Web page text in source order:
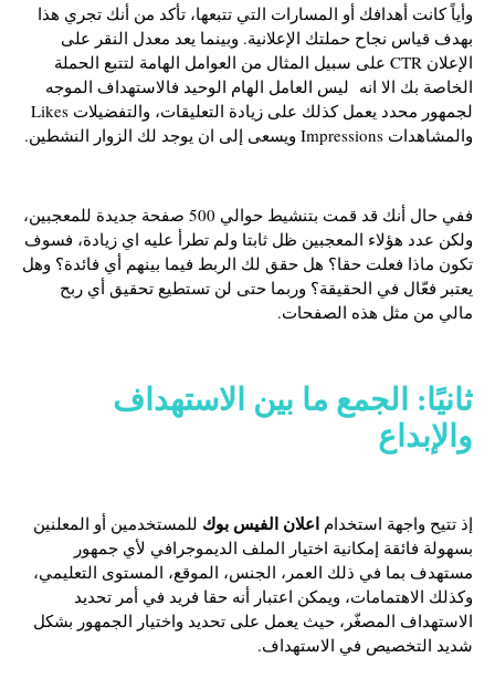
وأياً كانت أهدافك أو المسارات التي تتبعها، تأكد من أنك تجري هذا
بهدف قياس نجاح حملتك الإعلانية. وبينما يعد معدل النقر على
الإعلان CTR على سبيل المثال من العوامل الهامة لتتبع الحملة
الخاصة بك الا انه ليس العامل الهام الوحيد فالاستهداف الموجه
لجمهور محدد يعمل كذلك على زيادة التعليقات، والتفضيلات Likes
والمشاهدات Impressions ويسعى إلى ان يوجد لك الزوار النشطين.
ففي حال أنك قد قمت بتنشيط حوالي 500 صفحة جديدة للمعجبين،
ولكن عدد هؤلاء المعجبين ظل ثابتا ولم تطرأ عليه اي زيادة، فسوف
تكون ماذا فعلت حقا؟ هل حقق لك الربط فيما بينهم أي فائدة؟ وهل
يعتبر فعّال في الحقيقة؟ وربما حتى لن تستطيع تحقيق أي ربح
مالي من مثل هذه الصفحات.
ثانيًا: الجمع ما بين الاستهداف
والإبداع
إذ تتيح واجهة استخداماعلان الفيس بوكللمستخدمين أو المعلنين
بسهولة فائقة إمكانية اختيار الملف الديموجرافي لأي جمهور
مستهدف بما في ذلك العمر، الجنس، الموقع، المستوى التعليمي،
وكذلك الاهتمامات، ويمكن اعتبار أنه حقا فريد في أمر تحديد
الاستهداف المصغّر، حيث يعمل على تحديد واختيار الجمهور بشكل
شديد التخصيص في الاستهداف.